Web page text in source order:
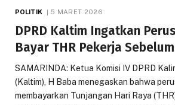
POLITIK 5 MARET 2026
DPRD Kaltim Ingatkan
Bayar THR Pekerja
SAMARINDA: Ketua Komisi IV DPRD
(Kaltim), H Baba menegaskan bahwa
membayarkan Tunjangan Hari Raya